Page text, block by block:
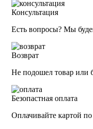
Консультация
Есть вопросы? Мы
Возврат
Не подошел товар или
Безопастная оплата
Оплачивайте картой